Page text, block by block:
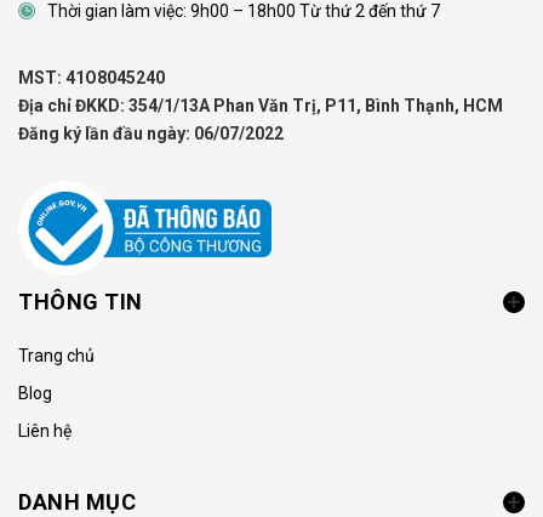
Thời gian làm việc: 9h00 – 18h00 Từ thứ 2 đến thứ 7
MST: 41O8045240
Địa chỉ ĐKKD: 354/1/13A Phan Văn Trị, P11, Bình Thạnh, HCM
Đăng ký lần đầu ngày: 06/07/2022
THÔNG TIN
Trang chủ
Blog
Liên hệ
DANH MỤC